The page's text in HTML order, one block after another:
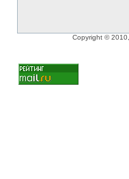
Copyright © 2010,